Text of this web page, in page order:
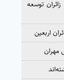
توسعه
مهران